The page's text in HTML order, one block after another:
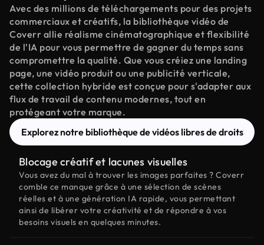
Avec des millions de téléchargements pour des projets
commerciaux et créatifs, la bibliothèque vidéo de
Coverr allie réalisme cinématographique et flexibilité
de l'IA pour vous permettre de gagner du temps sans
compromettre la qualité. Que vous créiez une landing
page, une vidéo produit ou une publicité verticale,
cette collection hybride est conçue pour s'adapter aux
flux de travail de contenu modernes, tout en
protégeant votre marque.
Explorez notre bibliothèque de vidéos libres de droits
Blocage créatif et lacunes visuelles
Vous avez du mal à trouver les images parfaites ? Coverr
comble ce manque grâce à une sélection de scènes
réelles et à une génération IA rapide, vous permettant
ainsi de libérer votre créativité et de répondre à vos
besoins visuels en quelques minutes.